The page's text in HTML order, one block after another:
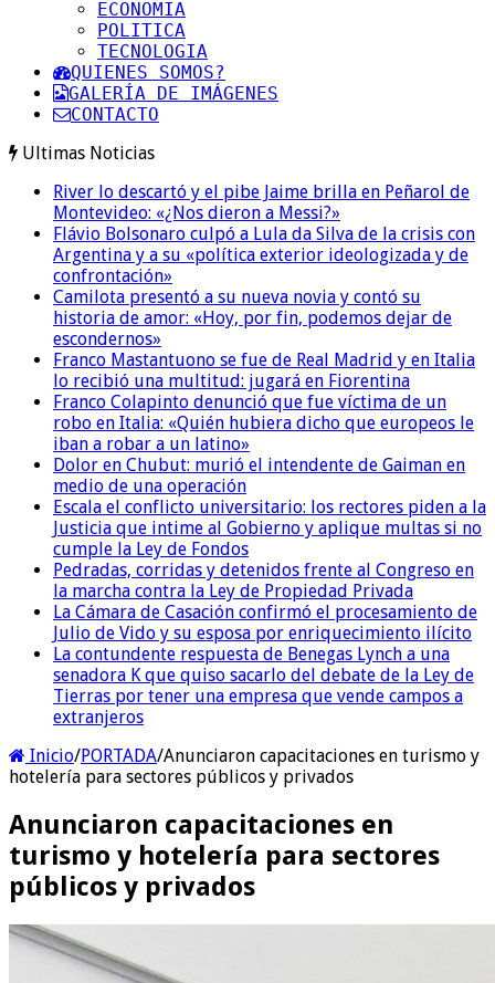
ECONOMIA
POLITICA
TECNOLOGIA
QUIENES SOMOS?
GALERÍA DE IMÁGENES
CONTACTO
Ultimas Noticias
River lo descartó y el pibe Jaime brilla en Peñarol de
Montevideo: «¿Nos dieron a Messi?»
Flávio Bolsonaro culpó a Lula da Silva de la crisis con
Argentina y a su «política exterior ideologizada y de
confrontación»
Camilota presentó a su nueva novia y contó su
historia de amor: «Hoy, por fin, podemos dejar de
escondernos»
Franco Mastantuono se fue de Real Madrid y en Italia
lo recibió una multitud: jugará en Fiorentina
Franco Colapinto denunció que fue víctima de un
robo en Italia: «Quién hubiera dicho que europeos le
iban a robar a un latino»
Dolor en Chubut: murió el intendente de Gaiman en
medio de una operación
Escala el conflicto universitario: los rectores piden a la
Justicia que intime al Gobierno y aplique multas si no
cumple la Ley de Fondos
Pedradas, corridas y detenidos frente al Congreso en
la marcha contra la Ley de Propiedad Privada
La Cámara de Casación confirmó el procesamiento de
Julio de Vido y su esposa por enriquecimiento ilícito
La contundente respuesta de Benegas Lynch a una
senadora K que quiso sacarlo del debate de la Ley de
Tierras por tener una empresa que vende campos a
extranjeros
Inicio/PORTADA/Anunciaron capacitaciones en turismo y
hotelería para sectores públicos y privados
Anunciaron capacitaciones en
turismo y hotelería para sectores
públicos y privados